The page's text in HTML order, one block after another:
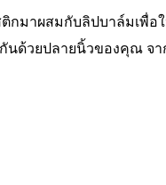
กมาผสมกับลิปบาล์มเพื่อ
นด้วยปลายนิ้วของคุณ จ